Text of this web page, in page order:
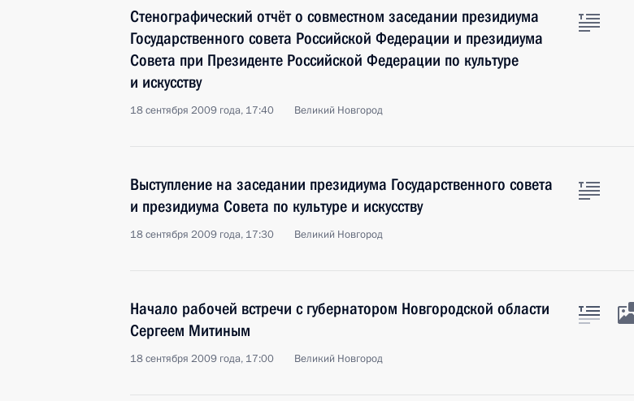
Стенографический отчёт о совместном заседании президиума
Государственного совета Российской Федерации и президиума
Совета при Президенте Российской Федерации по культуре
и искусству
18 сентября 2009 года, 17:40 Великий Новгород
Выступление на заседании президиума Государственного совета
и президиума Совета по культуре и искусству
18 сентября 2009 года, 17:30 Великий Новгород
Начало рабочей встречи с губернатором Новгородской области
Сергеем Митиным
18 сентября 2009 года, 17:00 Великий Новгород